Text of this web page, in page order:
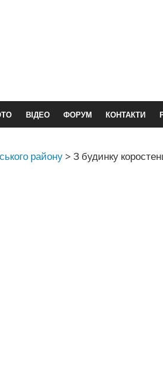
ВІДЕО ФОРУМ КОНТАКТИ
району > З будинку